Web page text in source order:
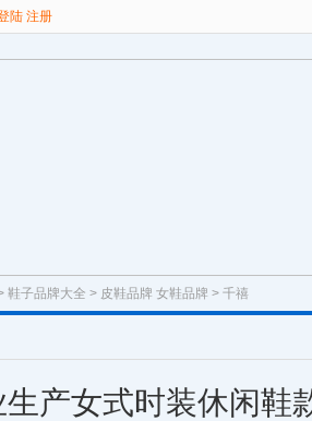
陆 注册
鞋子品牌大全 > 皮鞋品牌 女鞋品牌 > 千禧
产女式时装休闲鞋